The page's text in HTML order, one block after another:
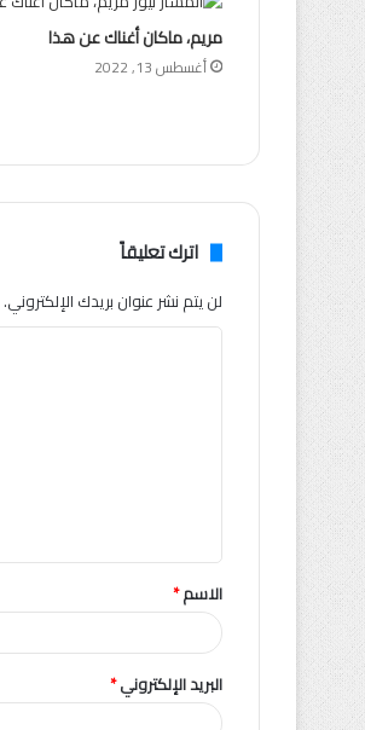
مريم، ماكان أغناك عن هذا
أغسطس 13, 2022
اترك تعليقاً
لن يتم نشر عنوان بريدك الإلكتروني.
ق
*
الاسم*
البريد الإلكتروني*